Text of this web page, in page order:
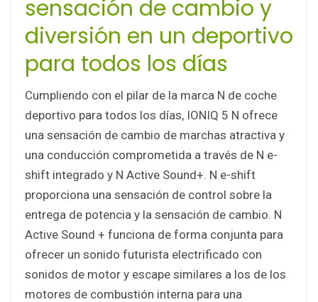
sensación de cambio y
diversión en un deportivo
para todos los días
Cumpliendo con el pilar de la marca N de coche
deportivo para todos los días, IONIQ 5 N ofrece
una sensación de cambio de marchas atractiva y
una conducción comprometida a través de N e-
shift integrado y N Active Sound+. N e-shift
proporciona una sensación de control sobre la
entrega de potencia y la sensación de cambio. N
Active Sound + funciona de forma conjunta para
ofrecer un sonido futurista electrificado con
sonidos de motor y escape similares a los de los
motores de combustión interna para una